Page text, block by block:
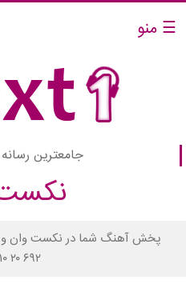
☰ منو
جامعترین
پخش آهنگ شما در نکست وان و
۰۹۳۸ ۱۰